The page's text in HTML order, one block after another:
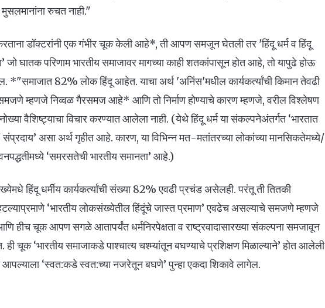
रुचत नाही."
डॉक्टरांनी एक गंभीर चूक केली आहे*, ती आपण समजून घेतली तर 'हिंदू धर्म व हिंदू
घातक परिणाम भारतीय समाजावर मागच्या काही शतकांपासून होत आहे, तो यापुढे होऊ
*"समाजात 82% लोक हिंदू आहेत. याचा अर्थ 'अनिंस'मधील कार्यकर्त्यांची किमान तेवढी
म्हणजे निव्वळ गैरसमज आहे* आणि तो निर्माण होण्याचे कारण म्हणजे, वरील विश्लेषण
वैशिष्ट्याचा विचार करण्यात आलेला नाही. (येथे हिंदू धर्म या संकल्पनेअंतर्गत ‘भारतात
असा अर्थ गृहीत आहे. कारण, या विभिन्न मत-मतांतरच्या लोकांच्या मानसिकतेमध्ये/
‘समरसतेची भारतीय समानता’ आहे.)
हिंदू धर्मीय कार्यकर्त्यांची संख्या 82% एवढी प्रचंड असेलही. परंतू ती तितकी
‘भारतीय लोकसंख्येतील हिंदूंचे जास्त प्रमाण’ एवढेच असल्याचे समजणे म्हणजे
चूक आपण सगळे आतापर्यंत धर्मनिरपेक्षता व राष्ट्रवादासारख्या संकल्पना समजावून
चूक ‘भारतीय समाजाकडे पाश्चात्य चश्म्यांतून बघण्याचे प्रशिक्षण मिळाल्याने’ होत आलेली
‘स्वत:कडे स्वत:च्या नजरेतून बघणे’ पुन्हा एकदा शिकावे लागेल.